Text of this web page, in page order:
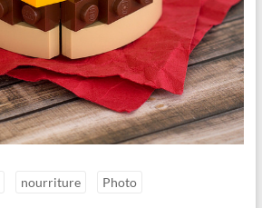
nourriture Photo